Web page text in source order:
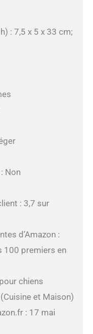
: 7,5 x 5 x 33 cm;
Non
: 3,7 sur
d’Amazon :
100 premiers en
chiens
et Maison)
: 17 mai